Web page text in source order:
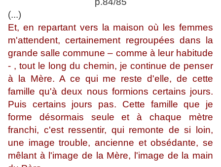
(...)
Et, en repartant vers la maison où les femmes
m'attendent, certainement regroupées dans la
grande salle commune – comme à leur habitude
- , tout le long du chemin, je continue de penser
à la Mère. A ce qui me reste d'elle, de cette
famille qu'à deux nous formions certains jours.
Puis certains jours pas. Cette famille que je
forme désormais seule et à chaque mètre
franchi, c'est ressentir, qui remonte de si loin,
une image trouble, ancienne et obsédante, se
mêlant à l'image de la Mère, l'image de la main